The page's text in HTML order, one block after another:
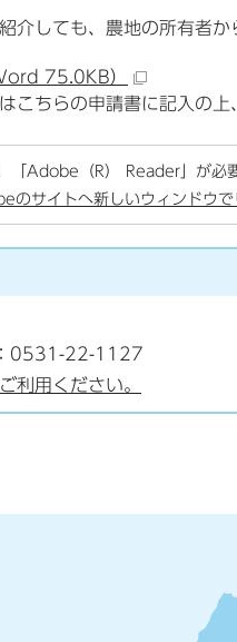
介しても、農地の所有者か
75.0KB）
こちらの申請書に記入の上
「Adobe（R） Reader」が
のサイトへ新しいウィンドウで
0531-22-1127
利用ください。